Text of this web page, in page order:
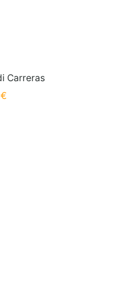
Carreras
€